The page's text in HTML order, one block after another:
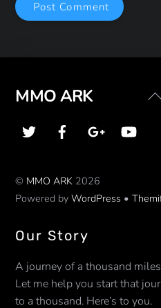
MMO ARK
© MMO ARK 2026
Powered byWordPress •
Our Story
A journey of a thousand
Let me help you start that
to a thousand. Here’s to you.